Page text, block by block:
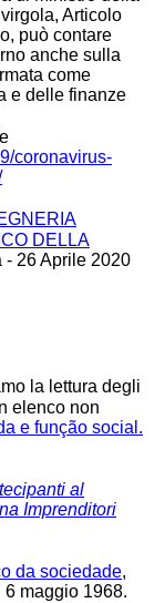
Articolo
può contare
anche sulla
come
e delle finanze
coronavirus-
DELLA
- 26 Aprile 2020
la lettura degli
elenco non
e função social.
al
Imprenditori
da sociedade,
maggio 1968.